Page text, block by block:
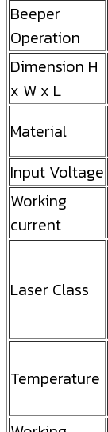
Beeper
Operation
Dimension H
x W x L
Material
Input Voltage
Working
current
Laser Class
Temperature